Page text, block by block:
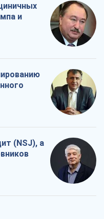
и
(NSJ), а